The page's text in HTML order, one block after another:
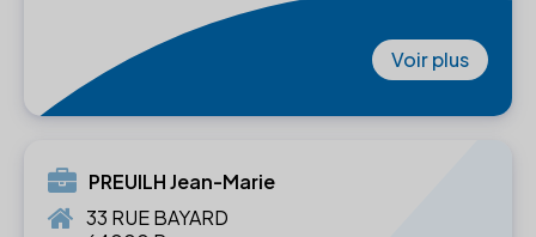
Voir plus
PREUILH Jean-Marie
33 RUE BAYARD